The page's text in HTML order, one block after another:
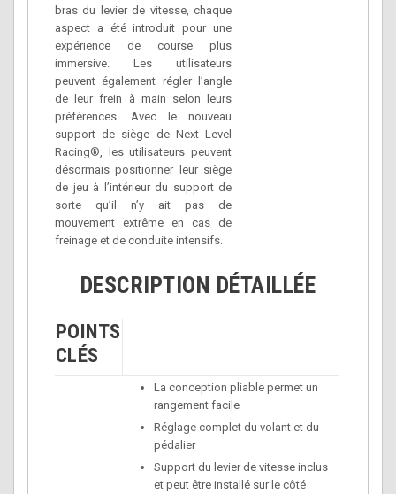
bras du levier de vitesse, chaque
aspect a été introduit pour une
expérience de course plus
immersive. Les utilisateurs
peuvent également régler l’angle
de leur frein à main selon leurs
préférences. Avec le nouveau
support de siège de Next Level
Racing®, les utilisateurs peuvent
désormais positionner leur siège
de jeu à l’intérieur du support de
sorte qu’il n’y ait pas de
mouvement extrême en cas de
freinage et de conduite intensifs.
DESCRIPTION DÉTAILLÉE
POINTS
CLÉS
La conception pliable permet un
rangement facile
Réglage complet du volant et du
pédalier
Support du levier de vitesse inclus
et peut être installé sur le côté